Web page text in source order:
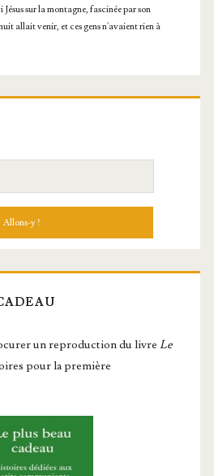
un repro­duc­tion du livre Le
pour la première